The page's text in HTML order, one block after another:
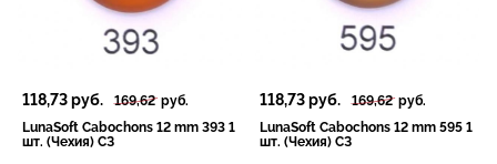
118,73руб. 169,62 руб.
LunaSoft Cabochons 12 mm 393 1
шт. (Чехия) СЗ
118,73руб. 169,62 руб.
LunaSoft Cabochons 12 mm 595 1
шт. (Чехия) СЗ